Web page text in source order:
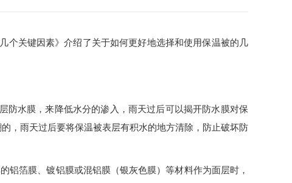
个关键因素》介绍了关于如何更好地选择和使用保温被的几
防水膜，来降低水分的渗入，雨天过后可以揭开防水膜对保
，雨天过后要将保温被表层有积水的地方清除，防止破坏防
铝箔膜、镀铝膜或混铝膜（银灰色膜）等材料作为面层时，